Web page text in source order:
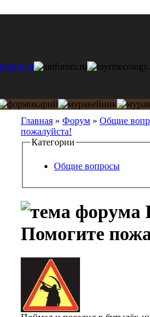
Главная » Форум » Общие
пожалуйста!
Категории
Общие вопросы
Помогите